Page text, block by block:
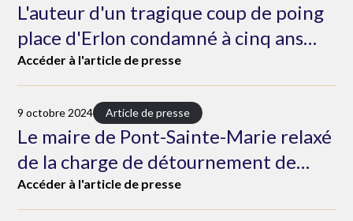
L'auteur d'un tragique coup de poing
place d'Erlon condamné à cinq ans
d'emprisonnement
Accéder à l'article de presse
9 octobre 2024 Article de presse
Le maire de Pont-Sainte-Marie relaxé
de la charge de détournement de
fonds publics
Accéder à l'article de presse